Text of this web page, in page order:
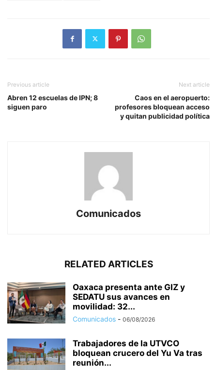
Previous article
Abren 12 escuelas de IPN; 8
siguen paro
Next article
Caos en el aeropuerto:
profesores bloquean acceso
y quitan publicidad política
Comunicados
RELATED ARTICLES
Oaxaca presenta ante GIZ y
SEDATU sus avances en
movilidad: 32...
Comunicados - 06/08/2026
Trabajadores de la UTVCO
bloquean crucero del Yu Va tras
reunión...